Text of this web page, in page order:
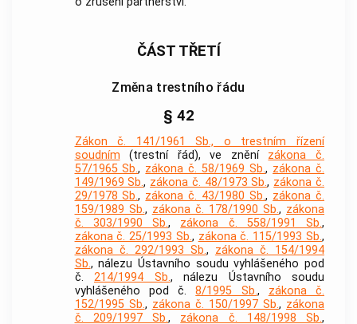
ČÁST TŘETÍ
Změna trestního řádu
§ 42
Zákon č. 141/1961 Sb., o trestním řízení
soudním (trestní řád), ve znění zákona č.
57/1965 Sb., zákona č. 58/1969 Sb., zákona č.
149/1969 Sb., zákona č. 48/1973 Sb., zákona č.
29/1978 Sb., zákona č. 43/1980 Sb., zákona č.
159/1989 Sb., zákona č. 178/1990 Sb., zákona
č. 303/1990 Sb., zákona č. 558/1991 Sb.,
zákona č. 25/1993 Sb., zákona č. 115/1993 Sb.,
zákona č. 292/1993 Sb., zákona č. 154/1994
Sb., nálezu Ústavního soudu vyhlášeného pod
č. 214/1994 Sb., nálezu Ústavního soudu
vyhlášeného pod č.8/1995 Sb., zákona č.
152/1995 Sb., zákona č. 150/1997 Sb., zákona
č. 209/1997 Sb., zákona č. 148/1998 Sb.,